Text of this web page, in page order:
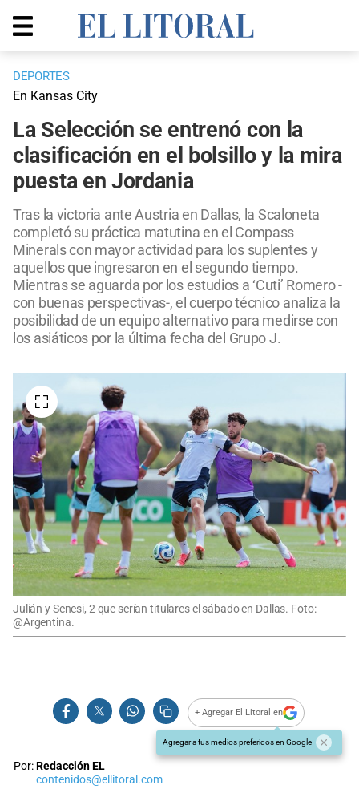
DEPORTES
En Kansas City
La Selección se entrenó con la
clasificación en el bolsillo y la mira
puesta en Jordania
Tras la victoria ante Austria en Dallas, la Scaloneta
completó su práctica matutina en el Compass
Minerals con mayor actividad para los suplentes y
aquellos que ingresaron en el segundo tiempo.
Mientras se aguarda por los estudios a ‘Cuti’ Romero -
con buenas perspectivas-, el cuerpo técnico analiza la
posibilidad de un equipo alternativo para medirse con
los asiáticos por la última fecha del Grupo J.
Julián y Senesi, 2 que serían titulares el sábado en Dallas. Foto:
@Argentina.
+ Agregar El Litoral en
Agregar a tus medios preferidos en Google
Por:Redacción EL
contenidos@ellitoral.com